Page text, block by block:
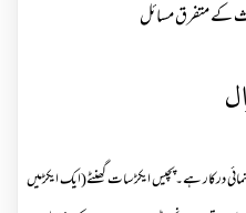
کے متفرق مسائل
درکار ہے۔پچیس ایکڑ سات گھنٹے(ایک ایکڑمیں